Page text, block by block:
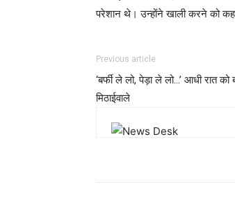
परेशान थे। उन्होंने खाली करने को
Previous article
‘बर्फी ले लो, पेड़ा ले लो…’ आधी रात को
मिठाईवाले